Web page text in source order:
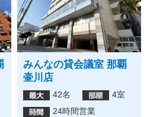
みんなの貸会議室 那覇
壷川店
42名
4室
24時間営業